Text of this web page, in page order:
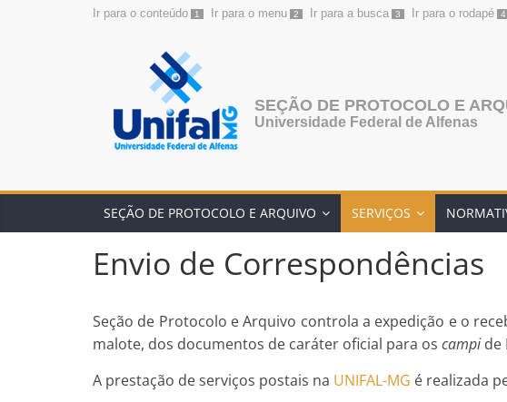
Ir para o conteúdo 1 Ir para o menu 2 Ir para a busca 3 Ir para o rodapé 4
SEÇÃO DE PROTOCOLO E
Universidade Federal de Alfenas
SEÇÃO DE PROTOCOLO E ARQUIVO SERVIÇOS
Envio de Correspondências
Seção de Protocolo e Arquivo controla a expedição e o
malote, dos documentos de caráter oficial para os campi de
A prestação de serviços postais na UNIFAL-MG é realizada